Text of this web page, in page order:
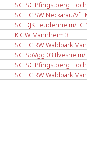
TSG SC Pfingstberg
TSG TC SW Neckarau/
TSG DJK Feudenheim/
TK GW Mannheim 3
TSG TC RW Waldpark
TSG SpVgg 03 Ilvesheim/
TSG SC Pfingstberg
TSG TC RW Waldpark